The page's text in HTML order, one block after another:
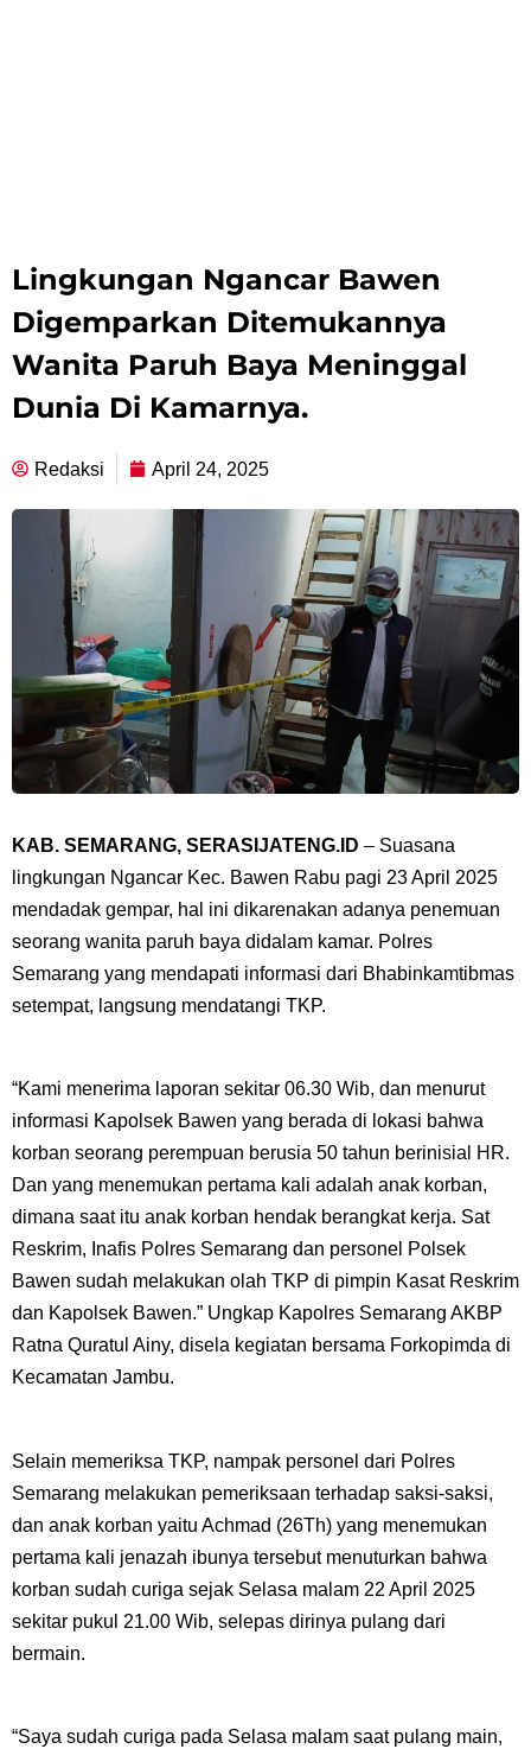
Lingkungan Ngancar Bawen
Digemparkan Ditemukannya
Wanita Paruh Baya Meninggal
Dunia Di Kamarnya.
Redaksi April 24, 2025
KAB. SEMARANG, SERASIJATENG.ID – Suasana
lingkungan Ngancar Kec. Bawen Rabu pagi 23 April 2025
mendadak gempar, hal ini dikarenakan adanya penemuan
seorang wanita paruh baya didalam kamar. Polres
Semarang yang mendapati informasi dari Bhabinkamtibmas
setempat, langsung mendatangi TKP.
“Kami menerima laporan sekitar 06.30 Wib, dan menurut
informasi Kapolsek Bawen yang berada di lokasi bahwa
korban seorang perempuan berusia 50 tahun berinisial HR.
Dan yang menemukan pertama kali adalah anak korban,
dimana saat itu anak korban hendak berangkat kerja. Sat
Reskrim, Inafis Polres Semarang dan personel Polsek
Bawen sudah melakukan olah TKP di pimpin Kasat Reskrim
dan Kapolsek Bawen.” Ungkap Kapolres Semarang AKBP
Ratna Quratul Ainy, disela kegiatan bersama Forkopimda di
Kecamatan Jambu.
Selain memeriksa TKP, nampak personel dari Polres
Semarang melakukan pemeriksaan terhadap saksi-saksi,
dan anak korban yaitu Achmad (26Th) yang menemukan
pertama kali jenazah ibunya tersebut menuturkan bahwa
korban sudah curiga sejak Selasa malam 22 April 2025
sekitar pukul 21.00 Wib, selepas dirinya pulang dari
bermain.
“Saya sudah curiga pada Selasa malam saat pulang main,